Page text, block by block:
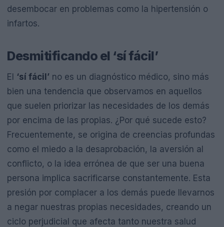
desembocar en problemas como la hipertensión o
infartos.
Desmitificando el ‘sí fácil’
El ‘sí fácil’ no es un diagnóstico médico, sino más
bien una tendencia que observamos en aquellos
que suelen priorizar las necesidades de los demás
por encima de las propias. ¿Por qué sucede esto?
Frecuentemente, se origina de creencias profundas
como el miedo a la desaprobación, la aversión al
conflicto, o la idea errónea de que ser una buena
persona implica sacrificarse constantemente. Esta
presión por complacer a los demás puede llevarnos
a negar nuestras propias necesidades, creando un
ciclo perjudicial que afecta tanto nuestra salud